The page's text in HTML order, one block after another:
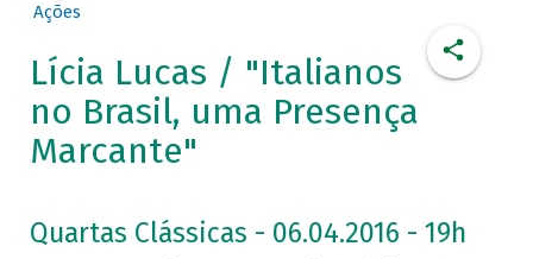
Ações
Lícia Lucas / "Italianos
no Brasil, uma Presença
Marcante"
Quartas Clássicas - 06.04.2016 - 19h